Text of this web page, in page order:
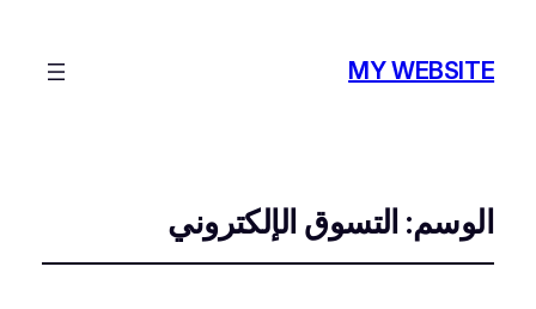
MY WEBSITE
الوسم: التسوق الإلكتروني